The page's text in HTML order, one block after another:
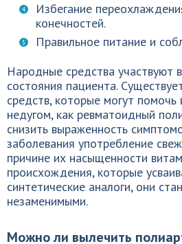
Избегание
конечностей.
Правильное питание и
Народные средства участвуют
состояния пациента.
средств, которые могут помочь
недугом, как ревматоидный
снизить выраженность
заболевания употребление
причине их насыщенности
происхождения, которые
синтетические аналоги, они
незаменимыми.
Можно ли вылечить